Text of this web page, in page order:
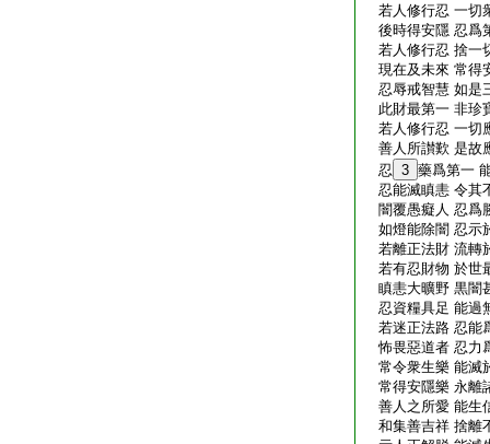
若人修行忍 一切
後時得安隱 忍爲
若人修行忍 捨一
現在及未來 常得
忍辱戒智慧 如是
此財最第一 非珍
若人修行忍 一切
善人所讃歎 是故
忍 3 藥爲第一
忍能滅瞋恚 令其
闇覆愚癡人 忍爲
如燈能除闇 忍示
若離正法財 流轉
若有忍財物 於世
瞋恚大曠野 黒闇
忍資糧具足 能過
若迷正法路 忍能
怖畏惡道者 忍力
常令衆生樂 能滅
常得安隱樂 永離
善人之所愛 能生
和集善吉祥 捨離